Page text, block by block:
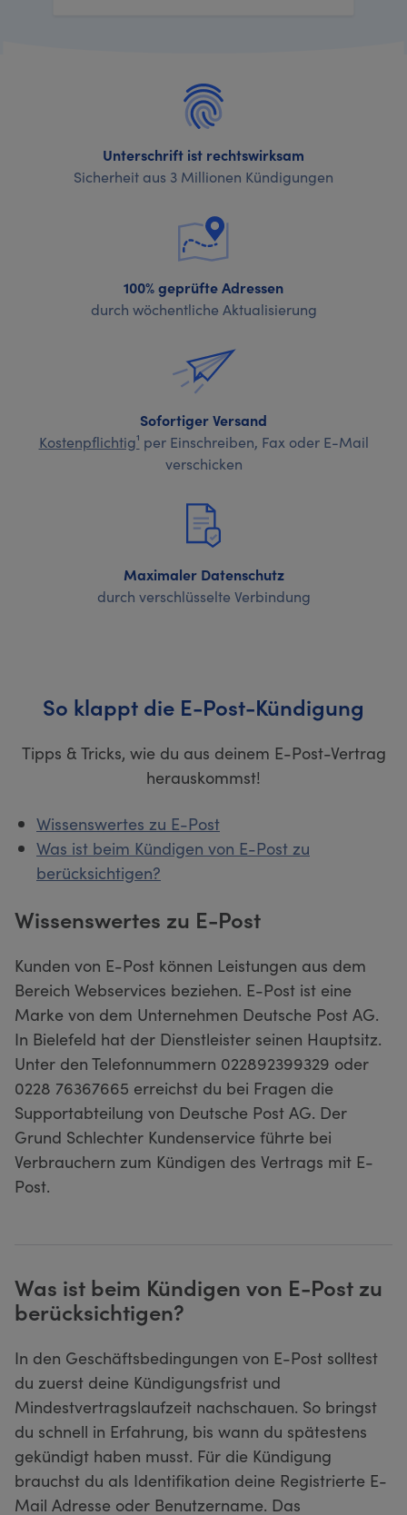
Unterschrift ist rechtswirksam
Sicherheit aus 3 Millionen Kündigungen
100% geprüfte Adressen
durch wöchentliche Aktualisierung
Sofortiger Versand
Kostenpflichtig¹ per Einschreiben, Fax oder E-Mail
verschicken
Maximaler Datenschutz
durch verschlüsselte Verbindung
So klappt die E-Post-Kündigung
Tipps & Tricks, wie du aus deinem E-Post-Vertrag
herauskommst!
Wissenswertes zu E-Post
Was ist beim Kündigen von E-Post zu
berücksichtigen?
Wissenswertes zu E-Post
Kunden von E-Post können Leistungen aus dem
Bereich Webservices beziehen. E-Post ist eine
Marke von dem Unternehmen Deutsche Post AG.
In Bielefeld hat der Dienstleister seinen Hauptsitz.
Unter den Telefonnummern 022892399329 oder
0228 76367665 erreichst du bei Fragen die
Supportabteilung von Deutsche Post AG. Der
Grund Schlechter Kundenservice führte bei
Verbrauchern zum Kündigen des Vertrags mit E-
Post.
Was ist beim Kündigen von E-Post zu
berücksichtigen?
In den Geschäftsbedingungen von E-Post solltest
du zuerst deine Kündigungsfrist und
Mindestvertragslaufzeit nachschauen. So bringst
du schnell in Erfahrung, bis wann du spätestens
gekündigt haben musst. Für die Kündigung
brauchst du als Identifikation deine Registrierte E-
Mail Adresse oder Benutzername. Das